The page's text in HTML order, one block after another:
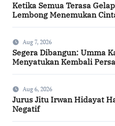
Ketika Semua Terasa
Lembong Menemukan
Aug 7, 2026
Segera Dibangun: Umma
Menyatukan Kembali
Aug 6, 2026
Jurus Jitu Irwan Hidayat
Negatif